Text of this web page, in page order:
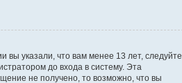
вы указали, что вам менее 13 лет, следуйте
до входа в систему. Эта
не получено, то возможно, что вы